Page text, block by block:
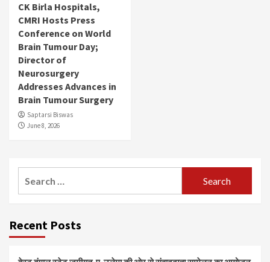
CK Birla Hospitals,
CMRI Hosts Press
Conference on World
Brain Tumour Day;
Director of
Neurosurgery
Addresses Advances in
Brain Tumour Surgery
Saptarsi Biswas
June 8, 2026
Recent Posts